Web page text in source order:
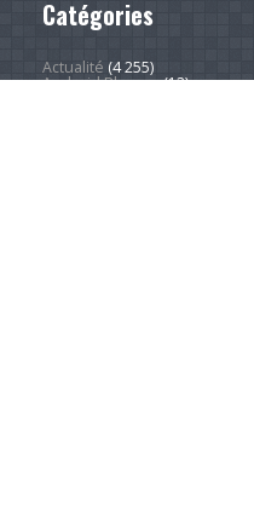
Catégories
Actualité (4 255)
Android Phones(12)